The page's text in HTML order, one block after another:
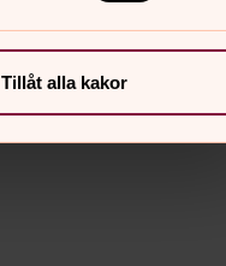
Tillåt alla kakor